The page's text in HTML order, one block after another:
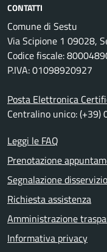
CONTATTI
Comune di Sestu
Via Scipione 1 09028,
Codice fiscale:
P.IVA: 01098920927
Posta Elettronica
Centralino unico: (+39)
Leggi le FAQ
Prenotazione
Segnalazione disservizio
Richiesta assistenza
Amministrazione
Informativa privacy